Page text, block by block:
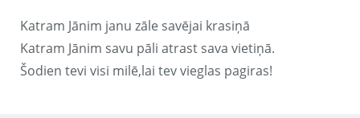
Katram Jānim janu zāle savējai krasiņā
Katram Jānim savu pāli atrast sava vietiņā.
Šodien tevi visi milē,lai tev vieglas pagiras!